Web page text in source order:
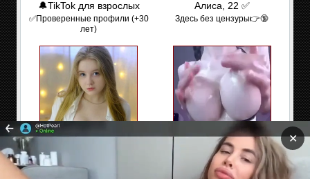
🔔TikTok для взрослых
✅Проверенные профили (+30
лет)
Алиса, 22 ✅
Здесь без цензуры👉🔞
Привет, может встретимся?
Анна, 27
Люблю Куни и Анал
✕